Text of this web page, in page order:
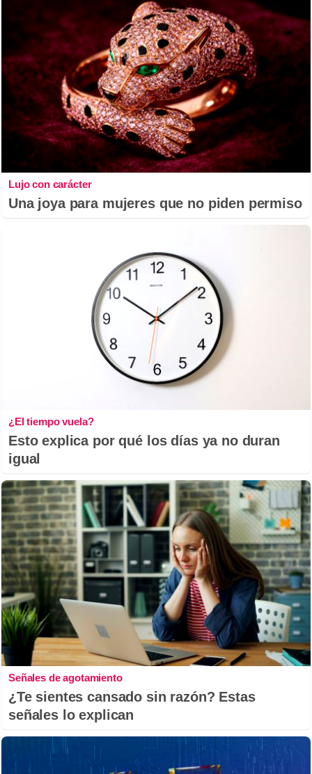
Lujo con carácter
Una joya para mujeres que no piden permiso
¿El tiempo vuela?
Esto explica por qué los días ya no duran
igual
Señales de agotamiento
¿Te sientes cansado sin razón? Estas
señales lo explican